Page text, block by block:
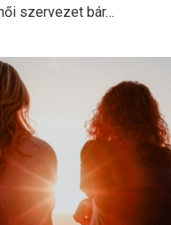
szervezet bár…